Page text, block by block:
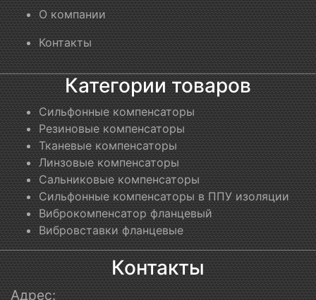
О компании
Контакты
Категории товаров
Сильфонные компенсаторы
Резиновые компенсаторы
Тканевые компенсаторы
Линзовые компенсаторы
Сальниковые компенсаторы
Сильфонные компенсаторы в ППУ изоляции
Виброкомпенсатор фланцевый
Вибровставки фланцевые
Контакты
Адрес: